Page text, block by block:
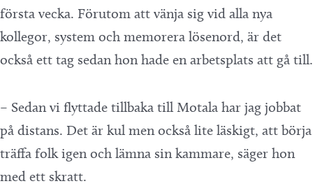
första vecka. Förutom att vänja sig vid alla nya
kollegor, system och memorera lösenord, är det
också ett tag sedan hon hade en arbetsplats att gå till.
– Sedan vi flyttade tillbaka till Motala har jag jobbat
på distans. Det är kul men också lite läskigt, att börja
träffa folk igen och lämna sin kammare, säger hon
med ett skratt.